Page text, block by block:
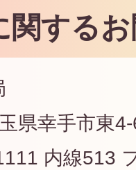
関する
県幸手市東
内線513